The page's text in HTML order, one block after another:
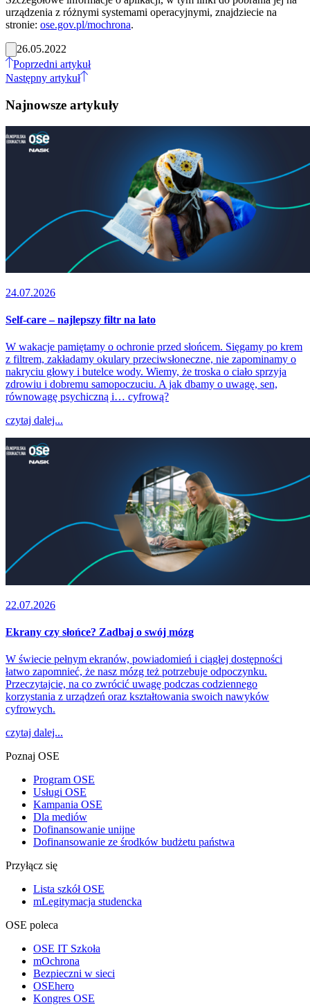
urządzenia z różnymi systemami operacyjnymi, znajdziecie na
stronie: ose.gov.pl/mochrona.
26.05.2022
Poprzedni artykuł
Następny artykuł
Najnowsze artykuły
24.07.2026
Self-care – najlepszy filtr na lato
W wakacje pamiętamy o ochronie przed słońcem. Sięgamy po krem
z filtrem, zakładamy okulary przeciwsłoneczne, nie zapominamy o
nakryciu głowy i butelce wody. Wiemy, że troska o ciało sprzyja
zdrowiu i dobremu samopoczuciu. A jak dbamy o uwagę, sen,
równowagę psychiczną i… cyfrową?
czytaj dalej...
22.07.2026
Ekrany czy słońce? Zadbaj o swój mózg
W świecie pełnym ekranów, powiadomień i ciągłej dostępności
łatwo zapomnieć, że nasz mózg też potrzebuje odpoczynku.
Przeczytajcie, na co zwrócić uwagę podczas codziennego
korzystania z urządzeń oraz kształtowania swoich nawyków
cyfrowych.
czytaj dalej...
Poznaj OSE
Program OSE
Usługi OSE
Kampania OSE
Dla mediów
Dofinansowanie unijne
Dofinansowanie ze środków budżetu państwa
Przyłącz się
Lista szkół OSE
mLegitymacja studencka
OSE poleca
OSE IT Szkoła
mOchrona
Bezpieczni w sieci
OSEhero
Kongres OSE